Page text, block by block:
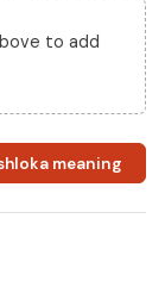
to add
meaning